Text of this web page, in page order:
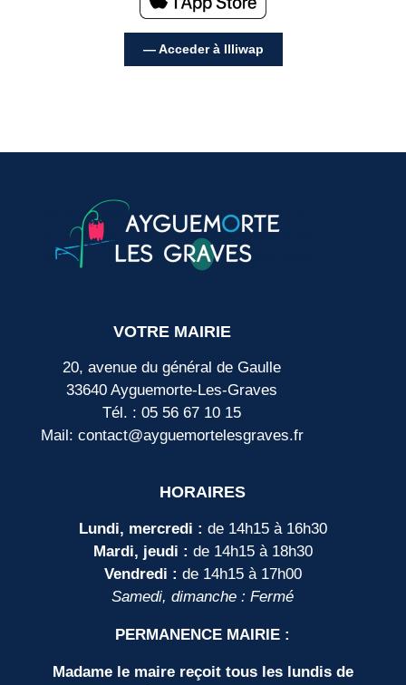
— Acceder à Illiwap
VOTRE MAIRIE
20, avenue du général de Gaulle
33640 Ayguemorte-Les-Graves
Tél. : 05 56 67 10 15
Mail: contact@ayguemortelesgraves.fr
HORAIRES
Lundi, mercredi : de 14h15 à 16h30
Mardi, jeudi : de 14h15 à 18h30
Vendredi : de 14h15 à 17h00
Samedi, dimanche : Fermé
PERMANENCE MAIRIE :
Madame le maire reçoit tous les lundis de